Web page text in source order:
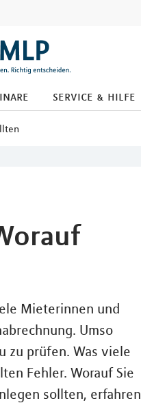
service & hilfe
Mieterinnen und
Umso
zu prüfen. Was viele
Fehler. Worauf Sie
sollten, erfahren